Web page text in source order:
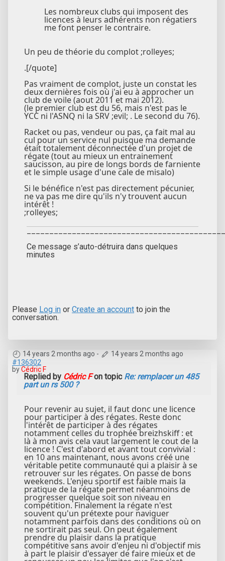
Les nombreux clubs qui imposent des
licences à leurs adhérents non régatiers
me font penser le contraire.
Un peu de théorie du complot ;rolleyes;
.[/quote]
Pas vraiment de complot, juste un constat les
deux dernières fois où j'ai eu à approcher un
club de voile (aout 2011 et mai 2012).
(le premier club est du 56, mais n'est pas le
YCC ni l'ASNQ ni la SRV ;evil; . Le second du 76).
Racket ou pas, vendeur ou pas, ça fait mal au
cul pour un service nul puisque ma demande
était totalement déconnectée d'un projet de
régate (tout au mieux un entrainement
saucisson, au pire de longs bords de farniente
et le simple usage d'une cale de misalo)
Si le bénéfice n'est pas directement pécunier,
ne va pas me dire qu'ils n'y trouvent aucun
intérêt !
;rolleyes;
Ce message s’auto-détruira dans quelques
minutes
Please Log in or Create an account to join the
conversation.
14 years 2 months ago -
14 years 2 months ago
#136302
byCédric F
Replied by Cédric Fon topic Re: remplacer un 485
part un rs 500 ?
Pour revenir au sujet, il faut donc une licence
pour participer à des régates. Reste donc
l'intérêt de participer à des régates
notamment celles du trophée breizhskiff : et
là à mon avis cela vaut largement le cout de la
licence ! C'est d'abord et avant tout convivial :
en 10 ans maintenant, nous avons créé une
véritable petite communauté qui a plaisir à se
retrouver sur les régates. On passe de bons
weekends. L'enjeu sportif est faible mais la
pratique de la régate permet néanmoins de
progresser quelque soit son niveau en
compétition. Finalement la régate n'est
souvent qu'un prétexte pour naviguer
notamment parfois dans des conditions où on
ne sortirait pas seul. On peut également
prendre du plaisir dans la pratique
compétitive sans avoir d'enjeu ni d'objectif mis
à part le plaisir d'essayer de faire mieux et de